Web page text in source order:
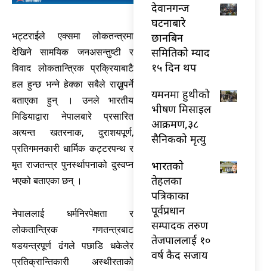
भट्टराईले एक्समा लोकतन्त्रमा
देखिने सामयिक जनअसन्तुष्टी र
विवाद लोकतान्त्रिक प्रक्रियाबाटै
हल हुन्छ भन्ने हेक्का सबैले राख्नुपर्ने
बताएका हुन् । उनले भारतीय
मिडियाद्वारा नेपालबारे प्रसारित
अत्यन्त खतरनाक, दुराशयपूर्ण,
प्रतिगमनकारी धार्मिक कट्टरपन्थ र
मृत राजतन्त्र पुनर्स्थापनाको दुस्वप्न
भएको बताएका छन् ।
नेपाललाई धर्मनिरपेक्षता र
लोकतान्त्रिक गणतन्त्रबाट
षडयन्त्रपूर्ण ढंगले पछाडि धकेलेर
प्रतिक्रान्तिकारी अस्थीरताको
देवानगन्ज
घटनाबारे
छानबिन
समितिको म्याद
१५ दिन थप
यमनमा हुथीको
भीषण मिसाइल
आक्रमण,३८
सैनिकको मृत्यु
भारतकाे
तेहलका
पत्रिकाका
पूर्वप्रधान
सम्पादक तरुण
तेजपाललाई १०
वर्ष कैद सजाय